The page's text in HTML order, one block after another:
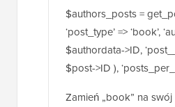
$authors_posts =
‘post_type’ => ‘book’,
$authordata->ID,
$post->ID ),
Zamień „book” na